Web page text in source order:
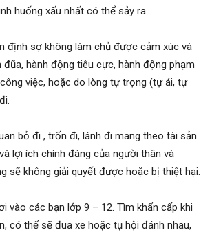
huống xấu nhất có thể sảy ra
định sợ không làm chủ được cảm xúc và
hành động tiêu cực, hành động phạm
việc, hoặc do lòng tự trọng (tự ái, tự
bỏ đi , trốn đi, lánh đi mang theo tài sản
lợi ích chính đáng của người thân và
sẽ không giải quyết được hoặc bị thiệt hại.
vào các bạn lớp 9 – 12. Tìm khẩn cấp khi
có thể sẽ đua xe hoặc tụ hội đánh nhau,